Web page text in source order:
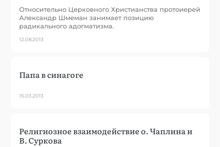
Относительно Церковного Христианства протоиерей
Александр Шмеман занимает позицию
радикального адогматизма.
12.08.2013
Папа в синагоге
15.03.2013
Религиозное взаимодействие о. Чаплина и
В. Суркова